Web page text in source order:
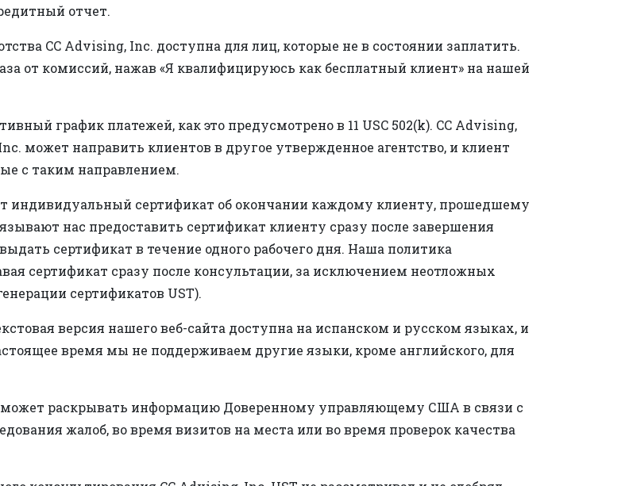
отчет.
CC Advising, Inc. доступна для лиц, которые не в состоянии заплатить.
от комиссий, нажав «Я квалифицируюсь как бесплатный клиент» на нашей
график платежей, как это предусмотрено в 11 USC 502(k). CC Advising,
может направить клиентов в другое утвержденное агентство, и клиент
с таким направлением.
индивидуальный сертификат об окончании каждому клиенту, прошедшему
нас предоставить сертификат клиенту сразу после завершения
сертификат в течение одного рабочего дня. Наша политика
сертификат сразу после консультации, за исключением неотложных
сертификатов UST).
версия нашего веб-сайта доступна на испанском и русском языках, и
время мы не поддерживаем другие языки, кроме английского, для
раскрывать информацию Доверенному управляющему США в связи с
жалоб, во время визитов на места или во время проверок качества